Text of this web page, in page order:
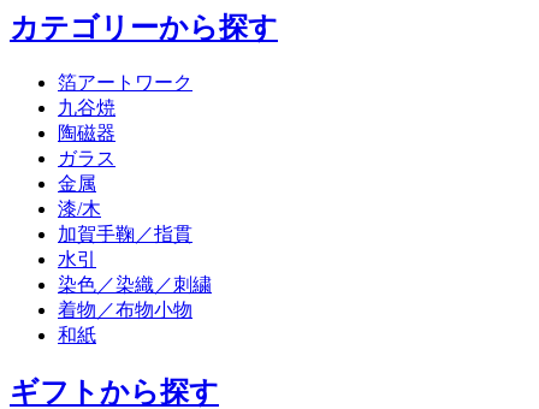
カテゴリーから探す
箔アートワーク
九谷焼
陶磁器
ガラス
金属
漆/木
加賀手鞠／指貫
水引
染色／染織／刺繍
着物／布物小物
和紙
ギフトから探す